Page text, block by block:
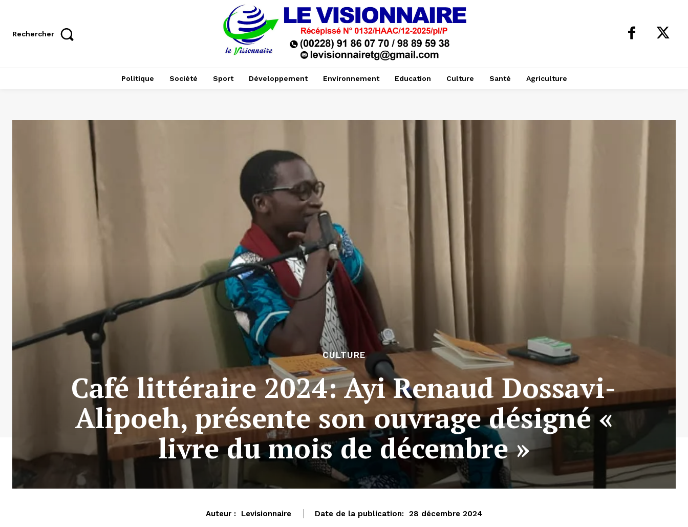
Rechercher
Politique Société Sport Développement Environnement Education Culture Santé Agriculture
CULTURE
Café littéraire 2024: Ayi Renaud Dossavi-
Alipoeh, présente son ouvrage désigné «
livre du mois de décembre »
Auteur : Levisionnaire Date de la publication: 28 décembre 2024